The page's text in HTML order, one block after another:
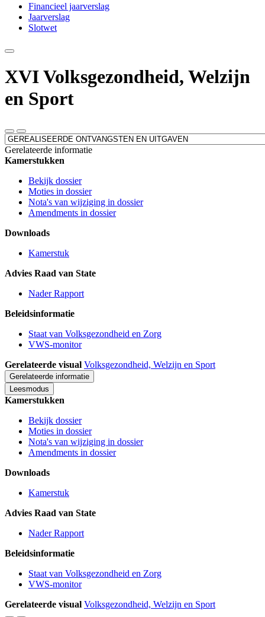
Financieel jaarverslag
Jaarverslag
Slotwet
Deze
e-
mailen
XVI Volksgezondheid, Welzijn
en Sport
Leesmodus
Toon
gerelateerde
informatie
Direct
naar
Gerelateerde informatie
Kamerstukken
Bekijk dossier
Moties in dossier
Nota's van wijziging in dossier
Amendments in dossier
Downloads
Kamerstuk
Advies Raad van State
Nader Rapport
Beleidsinformatie
Staat van Volksgezondheid en Zorg
VWS-monitor
Gerelateerde visual Volksgezondheid, Welzijn en Sport
Gerelateerde informatie
Leesmodus
Kamerstukken
Bekijk dossier
Moties in dossier
Nota's van wijziging in dossier
Amendments in dossier
Downloads
Kamerstuk
Advies Raad van State
Nader Rapport
Beleidsinformatie
Staat van Volksgezondheid en Zorg
VWS-monitor
Gerelateerde visual Volksgezondheid, Welzijn en Sport